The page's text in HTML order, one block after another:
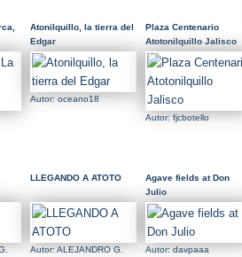
Atonilquillo, la tierra del
Edgar
Autor: oceano18
Plaza Centenario
Atotonilquillo Jalisco
Autor: fjcbotello
LLEGANDO A ATOTO
Autor: ALEJANDRO G.
Agave fields at Don
Julio
Autor: davpaaa